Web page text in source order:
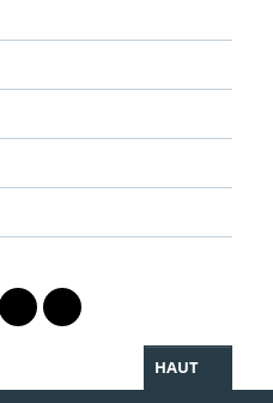
Instagram
le profil Linkedin
vers le profil Facebook
Lien vers le profil Twitter
Partager par WhatsApp
HAUT